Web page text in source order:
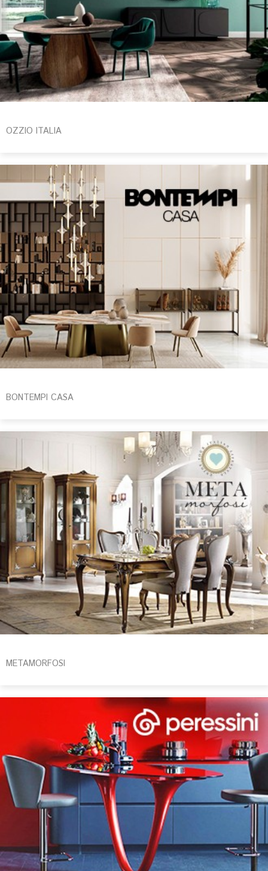
OZZIO ITALIA
BONTEMPI CASA
METAMORFOSI